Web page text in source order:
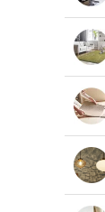
カテゴリーか
ブランド